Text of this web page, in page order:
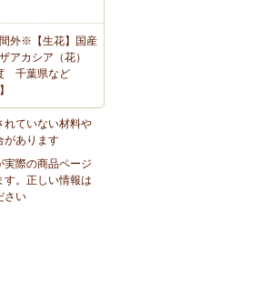
外※【生花】国産
アカシア（花）
千葉県など
ていない材料や
があります
際の商品ページ
す。正しい情報は
さい